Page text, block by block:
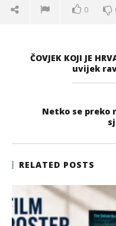
0
ČOVJEK KOJI JE
uvijek
Netko se preko
RELATED POSTS